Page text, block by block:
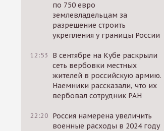
по 750 евро
землевладельцам за
разрешение строить
укрепления у границы России
12:53
В сентябре на Кубе раскрыли
сеть вербовки местных
жителей в российскую армию.
Наемники рассказали, что их
вербовал сотрудник РАН
22:20 Россия намерена увеличить
военные расходы в 2024 году